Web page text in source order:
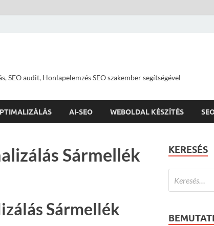
SEO audit, Honlapelemzés SEO szakember segítségével
AI-SEO WEBOLDAL KÉSZÍTÉS
Sármellék
Sármellék
KERESÉS